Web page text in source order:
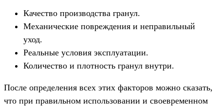
Качество производства гранул.
Механические повреждения и неправильный
уход.
Реальные условия эксплуатации.
Количество и плотность гранул внутри.
После определения всех этих факторов можно сказать,
что при правильном использовании и своевременном